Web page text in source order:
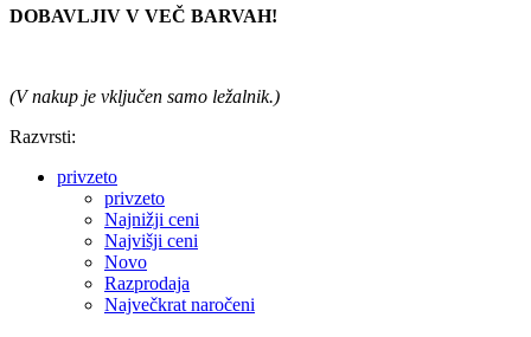
DOBAVLJIV V VEČ BARVAH!
(V nakup je vključen samo ležalnik.)
Razvrsti:
privzeto
privzeto
Najnižji ceni
Najvišji ceni
Novo
Razprodaja
Največkrat naročeni